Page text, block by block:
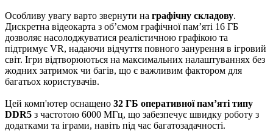
Особливу увагу варто звернути на графічну складову.
Дискретна відеокарта з об’ємом графічної пам’яті 16 ГБ
дозволяє насолоджуватися реалістичною графікою та
підтримує VR, надаючи відчуття повного занурення в ігровий
світ. Ігри відтворюються на максимальних налаштуваннях без
жодних затримок чи багів, що є важливим фактором для
багатьох користувачів.
Цей комп'ютер оснащено 32 ГБ оперативної пам’яті типу
DDR5 з частотою 6000 МГц, що забезпечує швидку роботу з
додатками та іграми, навіть під час багатозадачності.